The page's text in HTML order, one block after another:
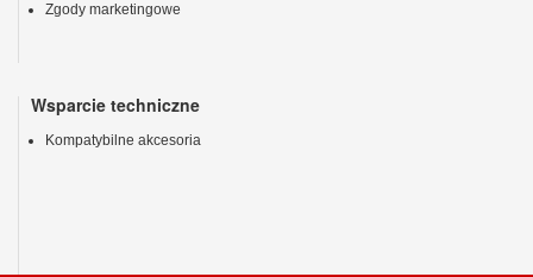
Zgody marketingowe
Wsparcie techniczne
Kompatybilne akcesoria